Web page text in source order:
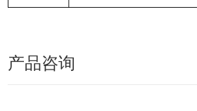
产品咨询